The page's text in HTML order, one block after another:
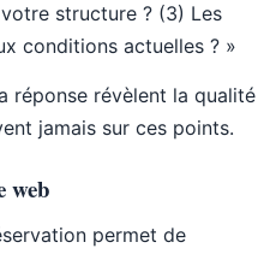
structure ? (3) Les
conditions actuelles ? »
réponse révèlent la qualité
jamais sur ces points.
web
permet de